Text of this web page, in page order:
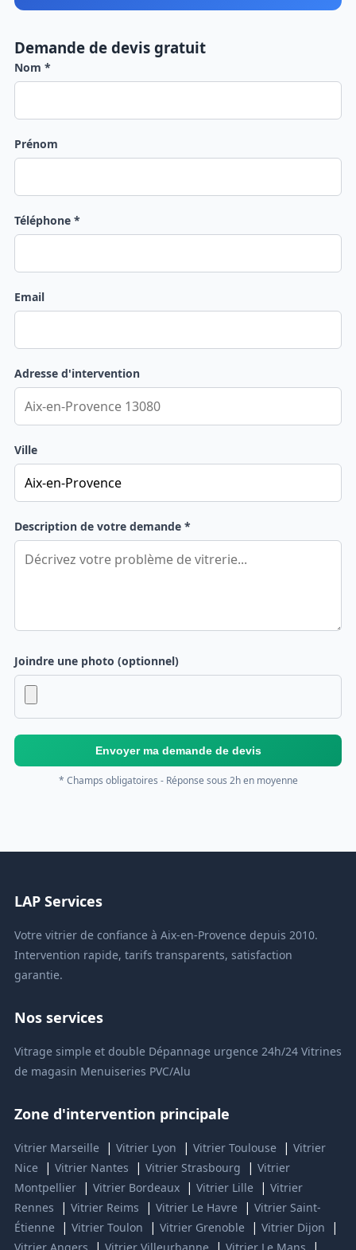
Demande de devis gratuit
Nom *
Prénom
Téléphone *
Email
Adresse d'intervention
Ville
Description de votre demande *
Joindre une photo (optionnel)
Envoyer ma demande de devis
* Champs obligatoires - Réponse sous 2h en moyenne
LAP Services
Votre vitrier de confiance à Aix-en-Provence depuis 2010.
Intervention rapide, tarifs transparents, satisfaction
garantie.
Nos services
Vitrage simple et double Dépannage urgence 24h/24 Vitrines
de magasin Menuiseries PVC/Alu
Zone d'intervention principale
Vitrier Marseille | Vitrier Lyon | Vitrier Toulouse | Vitrier
Nice
| Vitrier Nantes | Vitrier Strasbourg | Vitrier
Montpellier | Vitrier Bordeaux | Vitrier Lille | Vitrier
Rennes
| Vitrier Reims | Vitrier Le Havre | Vitrier Saint-
Étienne
| Vitrier Toulon | Vitrier Grenoble | Vitrier Dijon |